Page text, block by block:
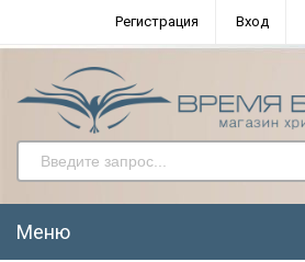
Регистрация Вход
Меню